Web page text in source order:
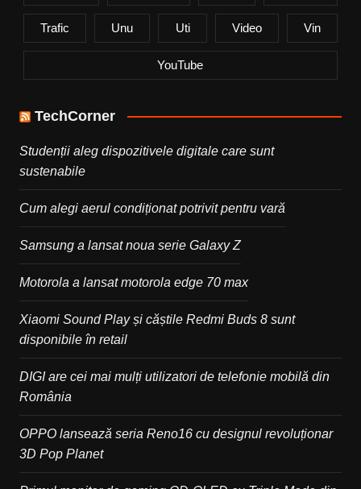
Trafic Unu Uti Video Vin
YouTube
TechCorner
Studenții aleg dispozitivele digitale care sunt
sustenabile
Cum alegi aerul condiționat potrivit pentru vară
Samsung a lansat noua serie Galaxy Z
Motorola a lansat motorola edge 70 max
Xiaomi Sound Play și căștile Redmi Buds 8 sunt
disponibile în retail
DIGI are cei mai mulți utilizatori de telefonie mobilă din
România
OPPO lansează seria Reno16 cu designul revoluționar
3D Pop Planet